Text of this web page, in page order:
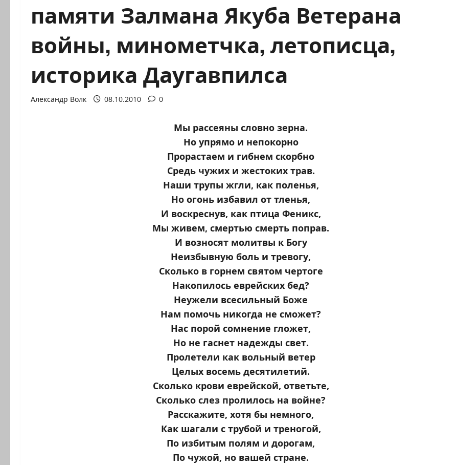
памяти Залмана Якуба Ветерана
войны, минометчка, летописца,
историка Даугавпилса
Александр Волк 08.10.2010 0
Мы рассеяны словно зерна.
Но упрямо и непокорно
Прорастаем и гибнем скорбно
Средь чужих и жестоких трав.
Наши трупы жгли, как поленья,
Но огонь избавил от тленья,
И воскреснув, как птица Феникс,
Мы живем, смертью смерть поправ.
И возносят молитвы к Богу
Неизбывную боль и тревогу,
Сколько в горнем святом чертоге
Накопилось еврейских бед?
Неужели всесильный Боже
Нам помочь никогда не сможет?
Нас порой сомнение гложет,
Но не гаснет надежды свет.
Пролетели как вольный ветер
Целых восемь десятилетий.
Сколько крови еврейской, ответьте,
Сколько слез пролилось на войне?
Расскажите, хотя бы немного,
Как шагали с трубой и треногой,
По избитым полям и дорогам,
По чужой, но вашей стране.